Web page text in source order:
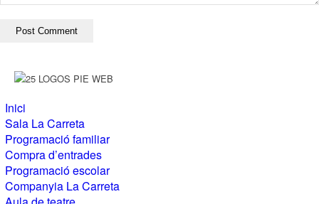
Inici
Sala La Carreta
Programació familiar
Compra d’entrades
Programació escolar
Companyia La Carreta